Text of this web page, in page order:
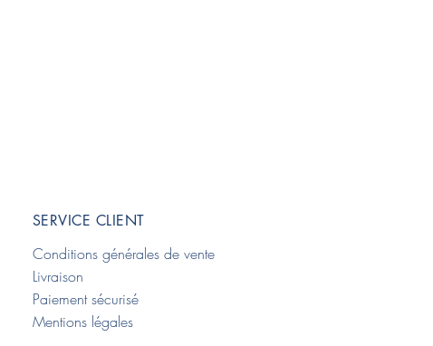
SERVICE CLIENT
Conditions générales de vente
Livraison
Paiement sécurisé
Mentions légales